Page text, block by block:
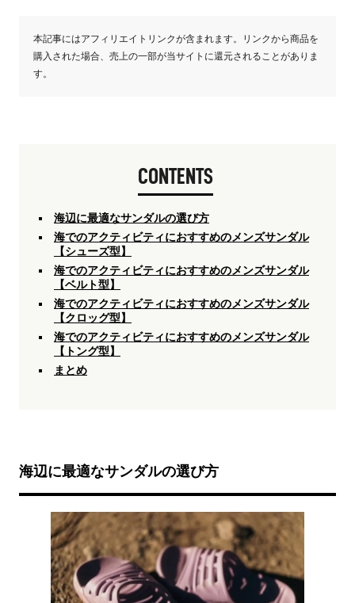
本記事にはアフィリエイトリンクが含まれます。リンクから商品を
購入された場合、売上の一部が当サイトに還元されることがありま
す。
CONTENTS
海辺に最適なサンダルの選び方
海でのアクティビティにおすすめのメンズサンダル
【シューズ型】
海でのアクティビティにおすすめのメンズサンダル
【ベルト型】
海でのアクティビティにおすすめのメンズサンダル
【クロッグ型】
海でのアクティビティにおすすめのメンズサンダル
【トング型】
まとめ
海辺に最適なサンダルの選び方